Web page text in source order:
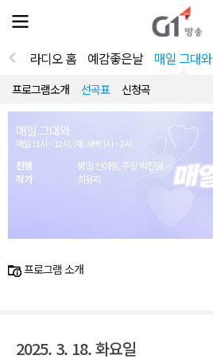
전
체
뉴
열
라디오 홈 예감좋은날 매일 그대와
프로그램소개 선곡표 신청곡
매일 그대와
매일 11시 ~ 12시, (재) 새벽 1시 ~ 2시
진행
평일 신아림, 주말 박진형
작가
최유지
프로그램 소개
2025. 3. 18. 화요일